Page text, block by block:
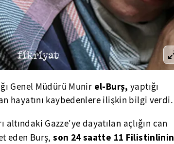
Genel Müdürü Munir el-Burş,yaptığı
hayatını kaybedenlere ilişkin bilgi verdi.
altındaki Gazze'ye dayatılan açlığın can
eden Burş,son 24 saatte 11 Filistinlinin